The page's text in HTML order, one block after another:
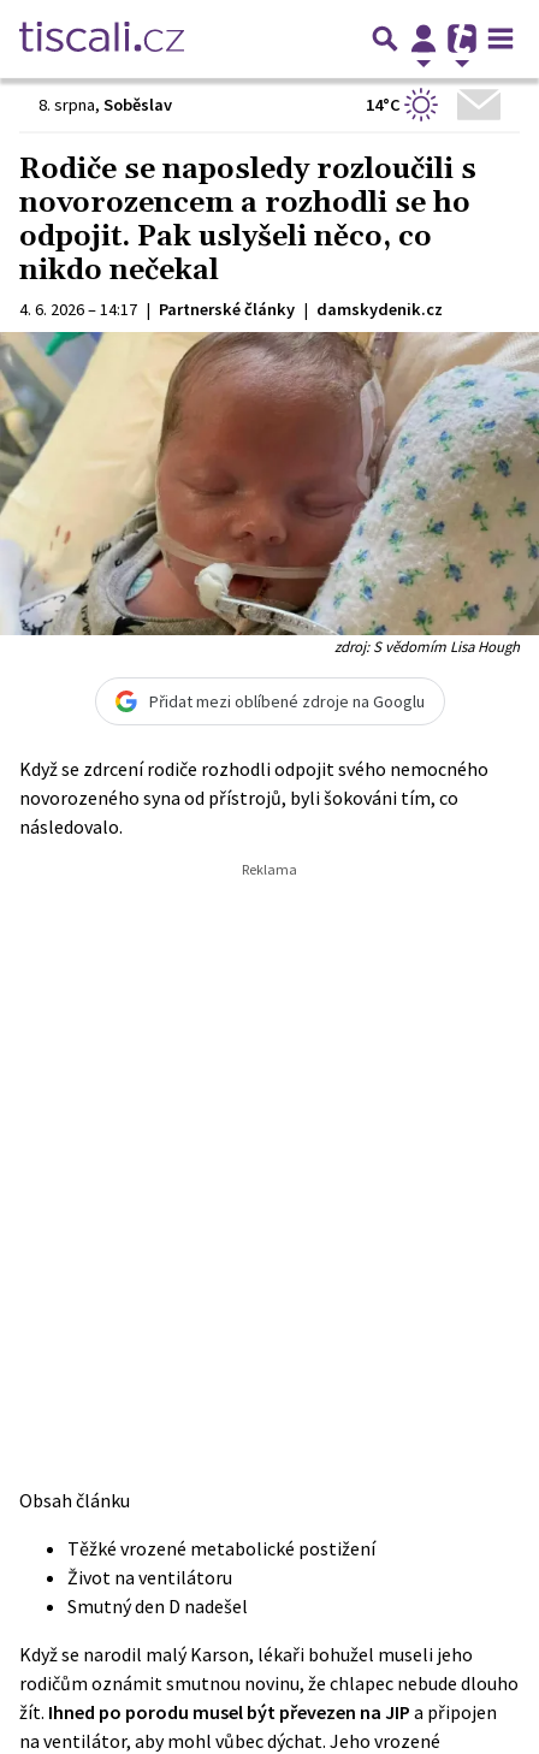
8. srpna, Soběslav 14°C
Rodiče se naposledy rozloučili s
novorozencem a rozhodli se ho
odpojit. Pak uslyšeli něco, co
nikdo nečekal
4. 6. 2026 – 14:17 | Partnerské články | damskydenik.cz
zdroj: S vědomím Lisa Hough
Přidat mezi oblíbené zdroje na Googlu
Když se zdrcení rodiče rozhodli odpojit svého nemocného
novorozeného syna od přístrojů, byli šokováni tím, co
následovalo.
Obsah článku
Těžké vrozené metabolické postižení
Život na ventilátoru
Smutný den D nadešel
Když se narodil malý Karson, lékaři bohužel museli jeho
rodičům oznámit smutnou novinu, že chlapec nebude dlouho
žít. Ihned po porodu musel být převezen na JIP a připojen
na ventilátor, aby mohl vůbec dýchat. Jeho vrozené